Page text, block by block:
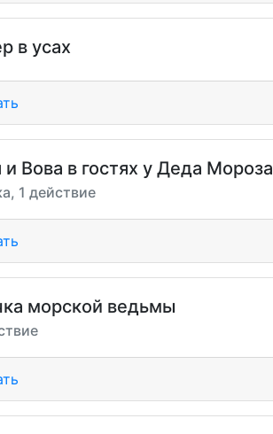
в усах
и Вова в гостях у Деда Мороза
1 действие
морской ведьмы